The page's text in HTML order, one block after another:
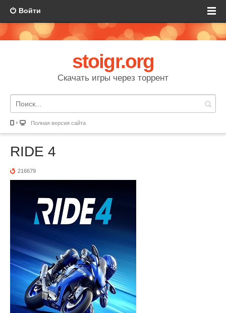
Войти
stoigr.org
Скачать игры через торрент
Полная версия сайта
RIDE 4
216679